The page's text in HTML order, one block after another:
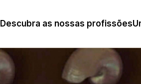
Descubra as nossas profissões